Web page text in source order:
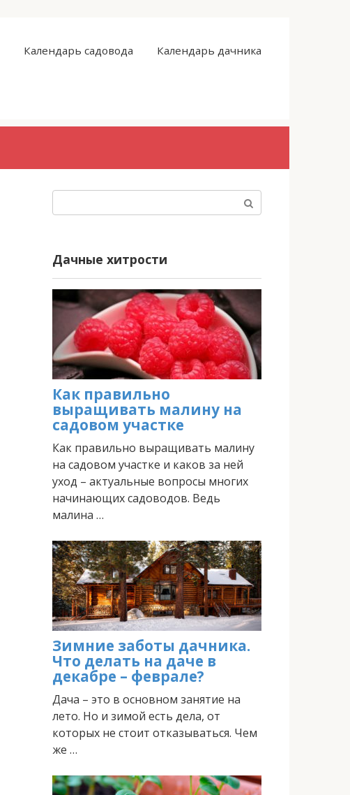
Календарь садовода Календарь дачника
Дачные хитрости
Как правильно
выращивать малину на
садовом участке
Как правильно выращивать малину
на садовом участке и каков за ней
уход – актуальные вопросы многих
начинающих садоводов. Ведь
малина …
Зимние заботы дачника.
Что делать на даче в
декабре – феврале?
Дача – это в основном занятие на
лето. Но и зимой есть дела, от
которых не стоит отказываться. Чем
же …